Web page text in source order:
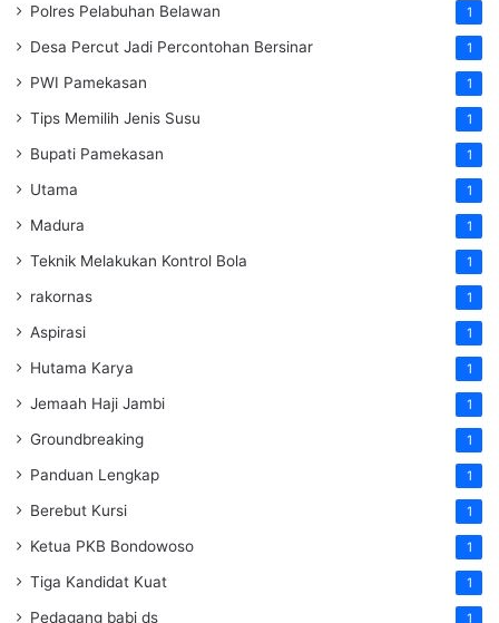
Polres Pelabuhan Belawan 1
Desa Percut Jadi Percontohan Bersinar 1
PWI Pamekasan 1
Tips Memilih Jenis Susu 1
Bupati Pamekasan 1
Utama 1
Madura 1
Teknik Melakukan Kontrol Bola 1
rakornas 1
Aspirasi 1
Hutama Karya 1
Jemaah Haji Jambi 1
Groundbreaking 1
Panduan Lengkap 1
Berebut Kursi 1
Ketua PKB Bondowoso 1
Tiga Kandidat Kuat 1
Pedagang babi ds 1